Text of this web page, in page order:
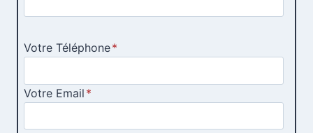
Votre Téléphone*
Votre Email *